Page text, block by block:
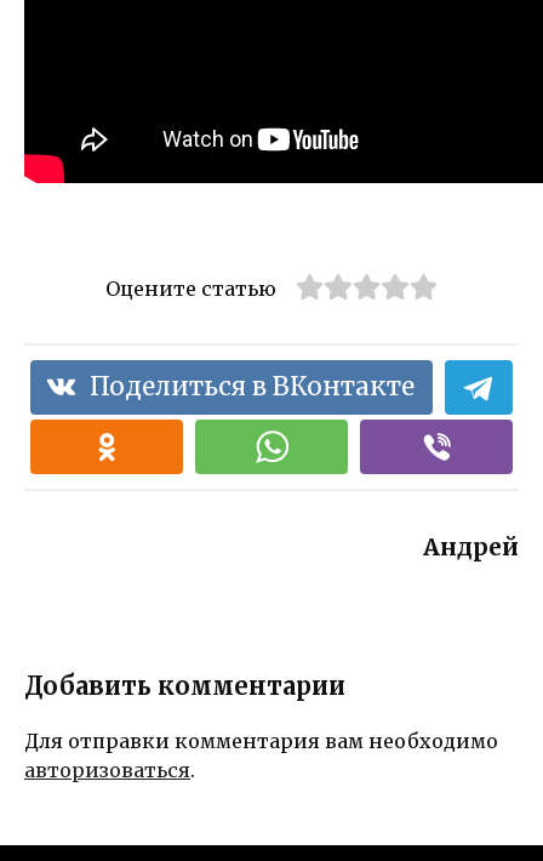
Оцените статью
Поделиться в ВКонтакте
Андрей
Добавить комментарии
Для отправки комментария вам необходимо
авторизоваться.